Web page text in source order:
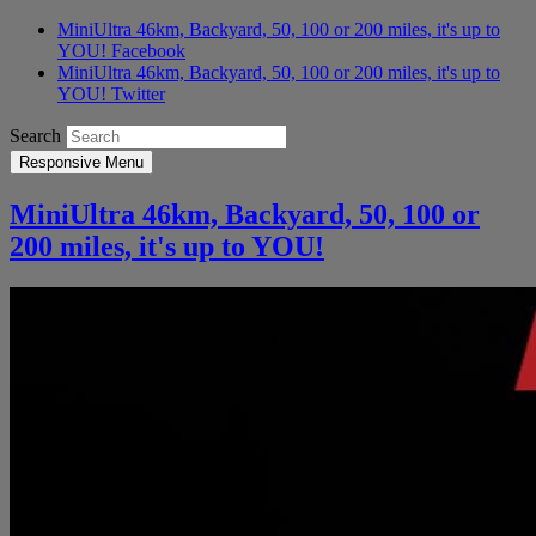
MiniUltra 46km, Backyard, 50, 100 or 200 miles, it's up to
YOU! Facebook
MiniUltra 46km, Backyard, 50, 100 or 200 miles, it's up to
YOU! Twitter
Search
Responsive Menu
MiniUltra 46km, Backyard, 50, 100 or
200 miles, it's up to YOU!